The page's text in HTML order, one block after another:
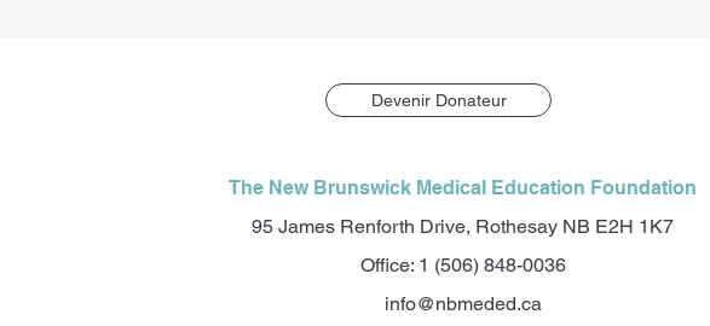
Devenir Donateur
The New Brunswick Medical Education Foundation
95 James Renforth Drive, Rothesay NB E2H 1K7
Office: 1 (506) 848-0036
info@nbmeded.ca